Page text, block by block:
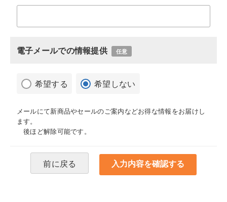
電子メールでの情報提供 任意
希望する 希望しない
メールにて新商品やセールのご案内などお得な情報をお届けし
ます。
後ほど解除可能です。
前に戻る